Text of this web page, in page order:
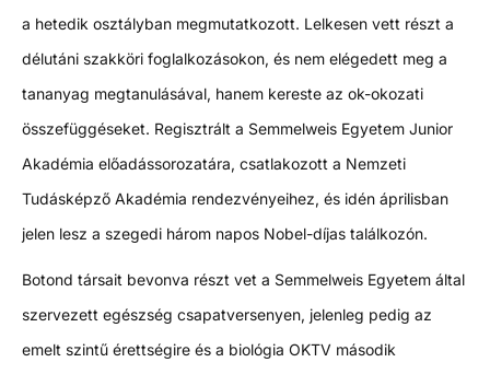
a hetedik osztályban megmutatkozott. Lelkesen vett részt a
délutáni szakköri foglalkozásokon, és nem elégedett meg a
tananyag megtanulásával, hanem kereste az ok-okozati
összefüggéseket. Regisztrált a Semmelweis Egyetem Junior
Akadémia előadássorozatára, csatlakozott a Nemzeti
Tudásképző Akadémia rendezvényeihez, és idén áprilisban
jelen lesz a szegedi három napos Nobel-díjas találkozón.
Botond társait bevonva részt vet a Semmelweis Egyetem által
szervezett egészség csapatversenyen, jelenleg pedig az
emelt szintű érettségire és a biológia OKTV második